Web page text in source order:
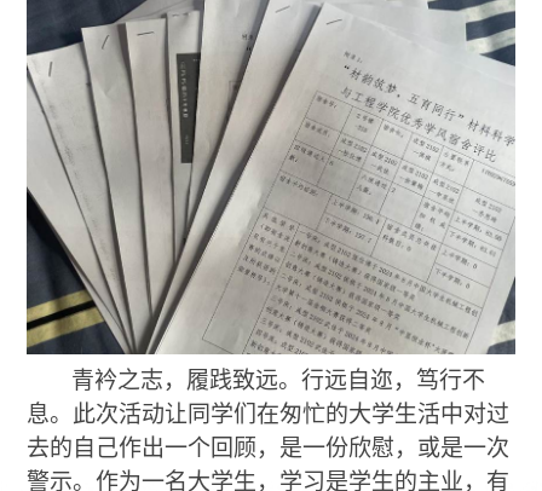
青衿之志，履践致远。行远自迩，笃行不
息。此次活动让同学们在匆忙的大学生活中对过
去的自己作出一个回顾，是一份欣慰，或是一次
警示。作为一名大学生，学习是学生的主业，有